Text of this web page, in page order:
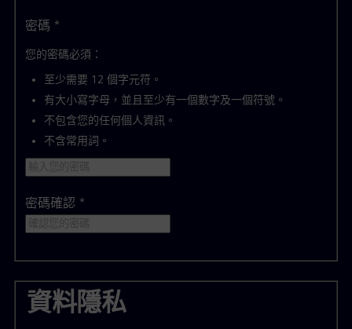
密碼 *
您的密碼必須：
至少需要 12 個字元符。
有大小寫字母，並且至少有一個數字及一個符號。
不包含您的任何個人資訊。
不含常用詞。
密碼確認 *
資料隱私